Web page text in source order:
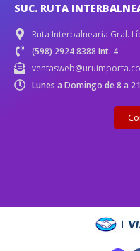
SUC. RUTA
Ruta Interbalnearia Gral.
(598) 2924 8388 Int. 4
Lunes a Domingo de 8 a